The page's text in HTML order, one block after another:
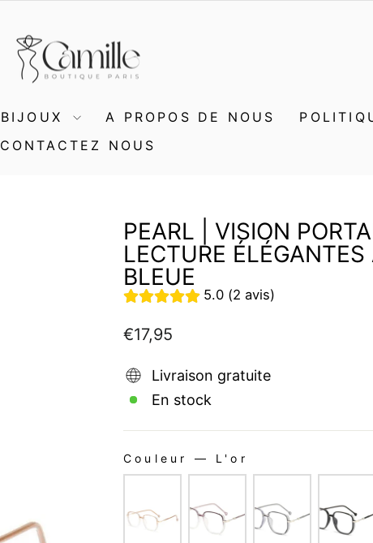
BIJOUX A PROPOS DE NOUS
CONTACTEZ NOUS
PEARL | VISION
LECTURE
BLEUE
5.0 (2 avis)
Prix
€17,95
Livraison gratuite
En stock
Couleur —
L'or
COULEUR